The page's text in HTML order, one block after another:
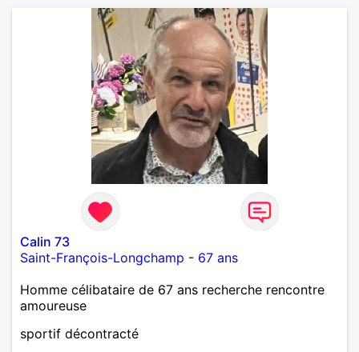
Calin 73
Saint-François-Longchamp - 67 ans
Homme célibataire de 67 ans recherche rencontre
amoureuse
sportif décontracté